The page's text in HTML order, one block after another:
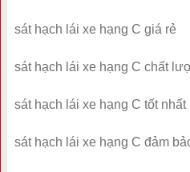
sát hạch lái xe hạng C giá rẻ
sát hạch lái xe hạng C chất
sát hạch lái xe hạng C tốt nhất
sát hạch lái xe hạng C đảm